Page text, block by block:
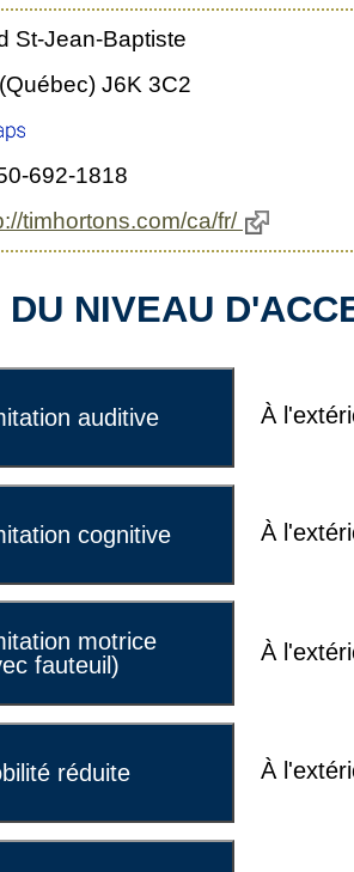
St-Jean-Baptiste
J6K 3C2
692-1818
timhortons.com/ca/fr/
DU NIVEAU
auditive À
cognitive À
motrice
fauteuil)
À
réduite À